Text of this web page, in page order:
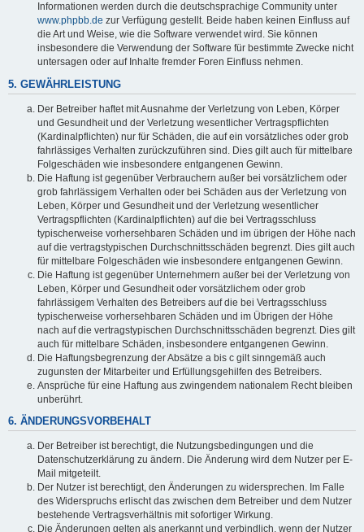
Informationen werden durch die deutschsprachige Community unter
www.phpbb.de zur Verfügung gestellt. Beide haben keinen Einfluss auf
die Art und Weise, wie die Software verwendet wird. Sie können
insbesondere die Verwendung der Software für bestimmte Zwecke nicht
untersagen oder auf Inhalte fremder Foren Einfluss nehmen.
5. GEWÄHRLEISTUNG
Der Betreiber haftet mit Ausnahme der Verletzung von Leben, Körper
und Gesundheit und der Verletzung wesentlicher Vertragspflichten
(Kardinalpflichten) nur für Schäden, die auf ein vorsätzliches oder grob
fahrlässiges Verhalten zurückzuführen sind. Dies gilt auch für mittelbare
Folgeschäden wie insbesondere entgangenen Gewinn.
Die Haftung ist gegenüber Verbrauchern außer bei vorsätzlichem oder
grob fahrlässigem Verhalten oder bei Schäden aus der Verletzung von
Leben, Körper und Gesundheit und der Verletzung wesentlicher
Vertragspflichten (Kardinalpflichten) auf die bei Vertragsschluss
typischerweise vorhersehbaren Schäden und im übrigen der Höhe nach
auf die vertragstypischen Durchschnittsschäden begrenzt. Dies gilt auch
für mittelbare Folgeschäden wie insbesondere entgangenen Gewinn.
Die Haftung ist gegenüber Unternehmern außer bei der Verletzung von
Leben, Körper und Gesundheit oder vorsätzlichem oder grob
fahrlässigem Verhalten des Betreibers auf die bei Vertragsschluss
typischerweise vorhersehbaren Schäden und im Übrigen der Höhe
nach auf die vertragstypischen Durchschnittsschäden begrenzt. Dies gilt
auch für mittelbare Schäden, insbesondere entgangenen Gewinn.
Die Haftungsbegrenzung der Absätze a bis c gilt sinngemäß auch
zugunsten der Mitarbeiter und Erfüllungsgehilfen des Betreibers.
Ansprüche für eine Haftung aus zwingendem nationalem Recht bleiben
unberührt.
6. ÄNDERUNGSVORBEHALT
Der Betreiber ist berechtigt, die Nutzungsbedingungen und die
Datenschutzerklärung zu ändern. Die Änderung wird dem Nutzer per E-
Mail mitgeteilt.
Der Nutzer ist berechtigt, den Änderungen zu widersprechen. Im Falle
des Widerspruchs erlischt das zwischen dem Betreiber und dem Nutzer
bestehende Vertragsverhältnis mit sofortiger Wirkung.
Die Änderungen gelten als anerkannt und verbindlich, wenn der Nutzer